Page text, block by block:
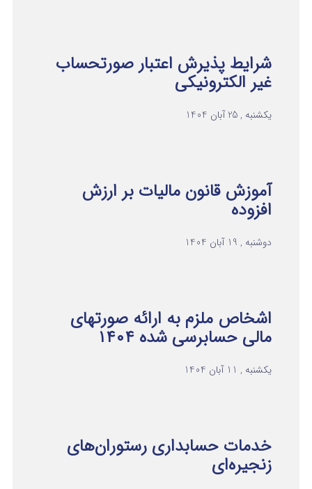
شرایط پذیرش اعتبار صورتحساب
غیر الکترونیکی
یکشنبه , 25 آبان 1404
آموزش قانون مالیات بر ارزش
افزوده
دوشنبه , 19 آبان 1404
اشخاص ملزم به ارائه صورتهای
مالی حسابرسی شده ۱۴۰۴
یکشنبه , 11 آبان 1404
خدمات حسابداری رستوران‌های
زنجیره‌ای